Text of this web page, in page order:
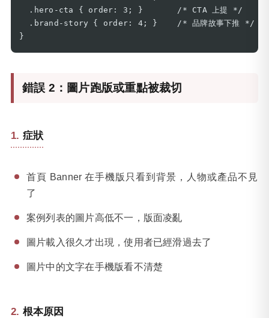
  .hero-cta { order: 3; }       /* CTA 上提 */
  .brand-story { order: 4; }    /* 品牌故事下推 */
}
錯誤 2：圖片跑版或重點被裁切
症狀
首頁 Banner 在手機版只看到背景，人物或產品不見
了
案例列表的圖片高低不一，版面凌亂
圖片載入很久才出現，使用者已經滑過去了
圖片中的文字在手機版看不清楚
根本原因